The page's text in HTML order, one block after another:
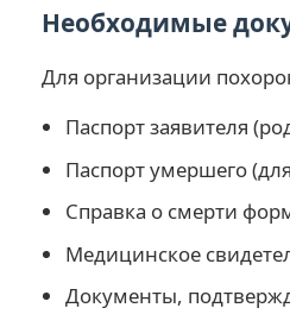
Необходимые
Для организации
Паспорт заявителя
Паспорт умершего
Справка о смерти
Медицинское
Документы,